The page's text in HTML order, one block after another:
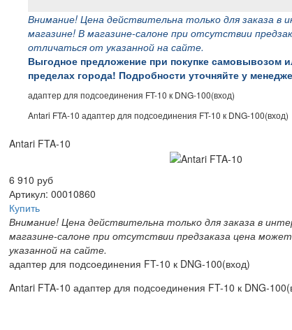
Внимание! Цена действительна только для заказа в
магазине! В магазине-салоне при отсутствии
отличаться от указанной на сайте.
Выгодное предложение при покупке самовывозом
пределах города! Подробности уточняйте у
адаптер для подсоединения FT-10 к DNG-100(вход)
Antari FTA-10 адаптер для подсоединения FT-10 к DNG-100(вход)
Antari FTA-10
6 910 руб
Артикул: 00010860
Купить
Внимание! Цена действительна только для заказа в
магазине-салоне при отсутствии предзаказа цена
указанной на сайте.
адаптер для подсоединения FT-10 к DNG-100(вход)
Antari FTA-10 адаптер для подсоединения FT-10 к DNG-